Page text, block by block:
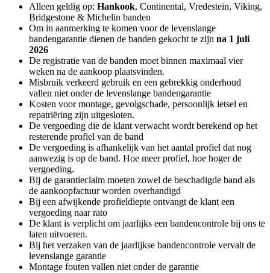
Alleen geldig op: Hankook, Continental, Vredestein, Viking,
Bridgestone & Michelin banden
Om in aanmerking te komen voor de levenslange
bandengarantie dienen de banden gekocht te zijn na 1 juli
2026
De registratie van de banden moet binnen maximaal vier
weken na de aankoop plaatsvinden.
Misbruik verkeerd gebruik en een gebrekkig onderhoud
vallen niet onder de levenslange bandengarantie
Kosten voor montage, gevolgschade, persoonlijk letsel en
repatriëring zijn uitgesloten.
De vergoeding die de klant verwacht wordt berekend op het
resterende profiel van de band
De vergoeding is afhankelijk van het aantal profiel dat nog
aanwezig is op de band. Hoe meer profiel, hoe hoger de
vergoeding.
Bij de garantieclaim moeten zowel de beschadigde band als
de aankoopfactuur worden overhandigd
Bij een afwijkende profieldiepte ontvangt de klant een
vergoeding naar rato
De klant is verplicht om jaarlijks een bandencontrole bij ons te
laten uitvoeren.
Bij het verzaken van de jaarlijkse bandencontrole vervalt de
levenslange garantie
Montage fouten vallen niet onder de garantie